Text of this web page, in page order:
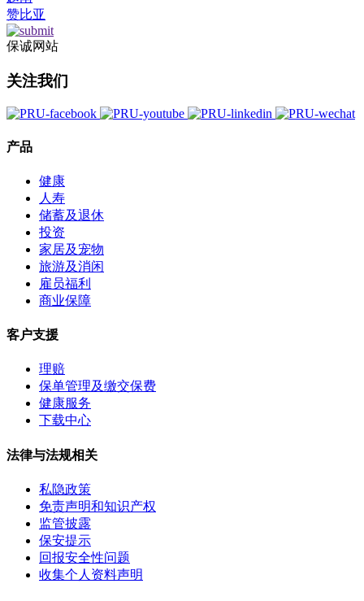
赞比亚
保诚网站
关注我们
产品
健康
人寿
储蓄及退休
投资
家居及宠物
旅游及消闲
雇员福利
商业保障
客户支援
理赔
保单管理及缴交保费
健康服务
下载中心
法律与法规相关
私隐政策
免责声明和知识产权
监管披露
保安提示
回报安全性问题
收集个人资料声明